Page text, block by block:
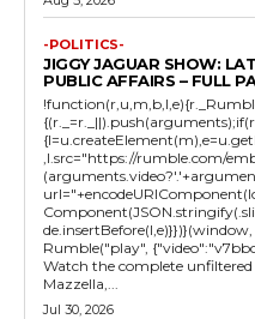
-POLITICS-
JIGGY JAGUAR SHOW:
PUBLIC AFFAIRS – FULL
,l.src="https://rumble.com/
Rumble("play",
Watch the complete
Mazzella,...
Jul 30, 2026